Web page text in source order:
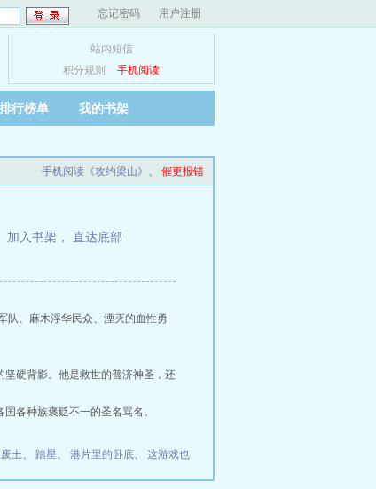
忘记密码 用户注册
站内短信
积分规则
手机阅读
排行榜单 我的书架
手机阅读《攻约梁山》 、 催更报错
加入书架 ， 直达底部
队、麻木浮华民众、湮灭的血性勇
硬背影。他是救世的普济神圣，还
各种族褒贬不一的圣名骂名。
土、 踏星、 港片里的卧底、 这游戏也